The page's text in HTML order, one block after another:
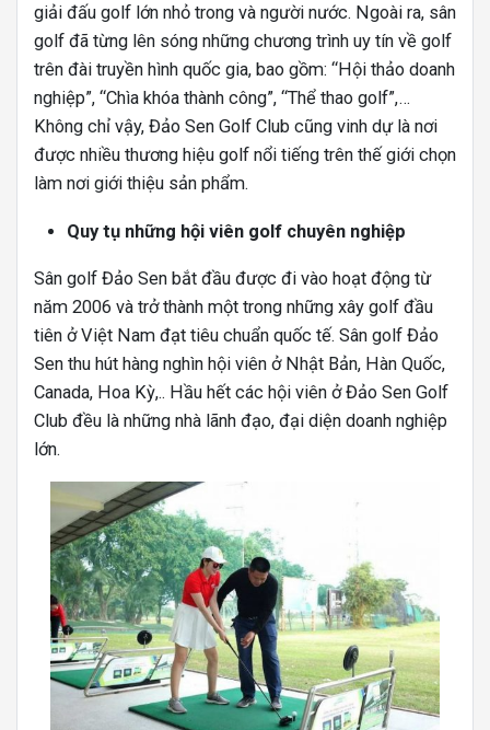
giải đấu golf lớn nhỏ trong và người nước. Ngoài ra, sân
golf đã từng lên sóng những chương trình uy tín về golf
trên đài truyền hình quốc gia, bao gồm: “Hội thảo doanh
nghiệp”, “Chìa khóa thành công”, “Thể thao golf”,…
Không chỉ vậy, Đảo Sen Golf Club cũng vinh dự là nơi
được nhiều thương hiệu golf nổi tiếng trên thế giới chọn
làm nơi giới thiệu sản phẩm.
Quy tụ những hội viên golf chuyên nghiệp
Sân golf Đảo Sen bắt đầu được đi vào hoạt động từ
năm 2006 và trở thành một trong những xây golf đầu
tiên ở Việt Nam đạt tiêu chuẩn quốc tế. Sân golf Đảo
Sen thu hút hàng nghìn hội viên ở Nhật Bản, Hàn Quốc,
Canada, Hoa Kỳ,.. Hầu hết các hội viên ở Đảo Sen Golf
Club đều là những nhà lãnh đạo, đại diện doanh nghiệp
lớn.